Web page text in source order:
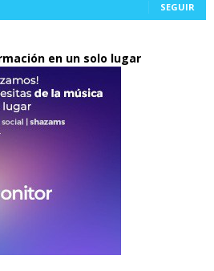
SEGUIR
en un solo lugar